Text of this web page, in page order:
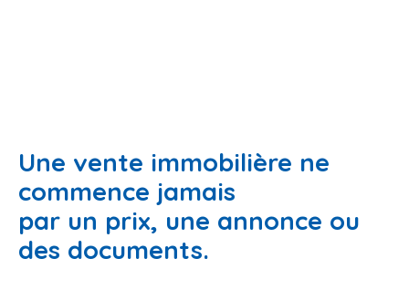
Une vente immobilière ne
commence jamais
par un prix, une annonce ou
des documents.